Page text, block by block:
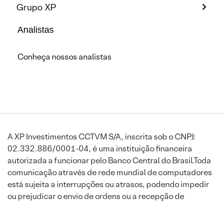
Grupo XP
Analistas
Conheça nossos analistas
A XP Investimentos CCTVM S/A, inscrita sob o CNPJ:
02.332.886/0001-04, é uma instituição financeira
autorizada a funcionar pelo Banco Central do Brasil.Toda
comunicação através de rede mundial de computadores
está sujeita a interrupções ou atrasos, podendo impedir
ou prejudicar o envio de ordens ou a recepção de